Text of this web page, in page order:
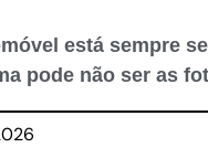
está sempre
pode não ser as